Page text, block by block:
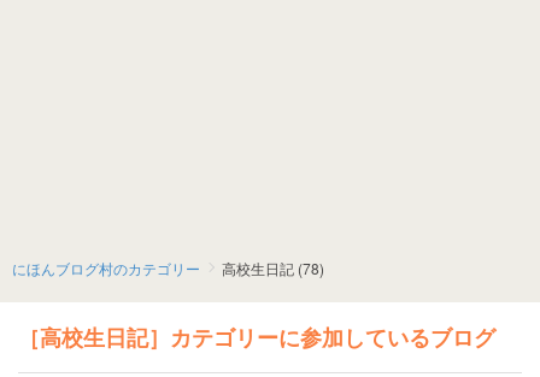
にほんブログ村のカテゴリー 高校生日記 (78)
［高校生日記］カテゴリーに参加しているブログ